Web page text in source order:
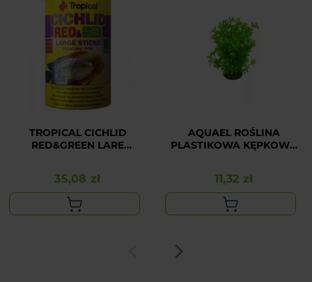
TROPICAL CICHLID
RED&GREEN LARE
Cena
35,08 zł
AQUAEL ROŚLINA
PLASTIKOWA KĘPKOWA
Cena
11,32 zł